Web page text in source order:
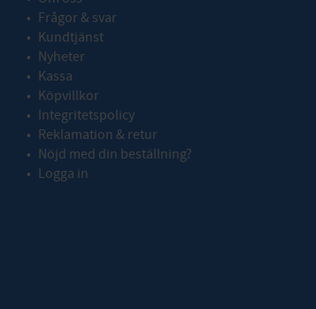
Frågor & svar
Kundtjänst
Nyheter
Kassa
Köpvillkor
Integritetspolicy
Reklamation & retur
Nöjd med din beställning?
Logga in